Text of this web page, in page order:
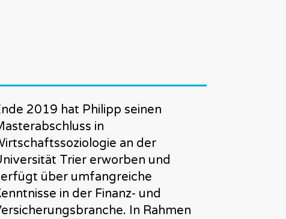
2019 hat Philipp seinen
in
an der
Trier erworben und
über umfangreiche
in der Finanz- und
In Rahmen